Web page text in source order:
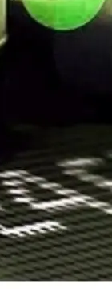
جهش دوباره قیمت نفت؛ برنت به ۸۳ دلار